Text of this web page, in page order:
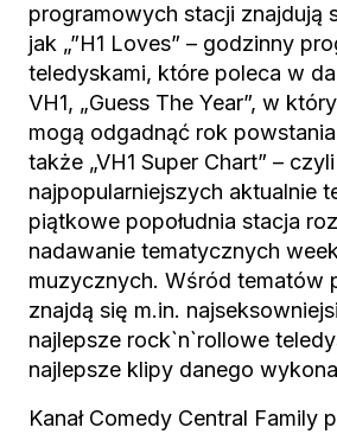
programowych stacji znajdują
jak „”H1 Loves” – godzinny
teledyskami, które poleca w
VH1, „Guess The Year”, w
mogą odgadnąć rok
także „VH1 Super Chart” – czyli
najpopularniejszych aktualnie
piątkowe popołudnia stacja
nadawanie tematycznych
muzycznych. Wśród tematów
znajdą się m.in.
najlepsze rock`n`rollowe
najlepsze klipy danego
Kanał Comedy Central Family